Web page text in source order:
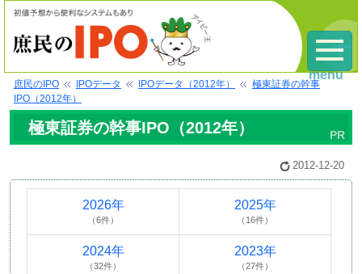
庶民のIPO IPOデータ IPOデータ（2012年）
極東証券の幹事
IPO（2012年）
極東証券の幹事IPO（2012年）
2012-12-20
2026年
（6件）
2025年
（16件）
2024年
（32件）
2023年
（27件）
menu